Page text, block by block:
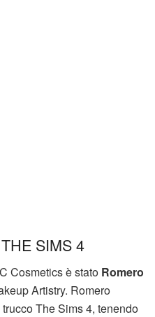
SIMS 4
Cosmetics è stato Romero
Artistry. Romero
The Sims 4, tenendo